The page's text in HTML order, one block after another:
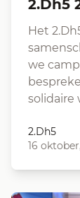
Het
we
solidaire
2.Dh5
16